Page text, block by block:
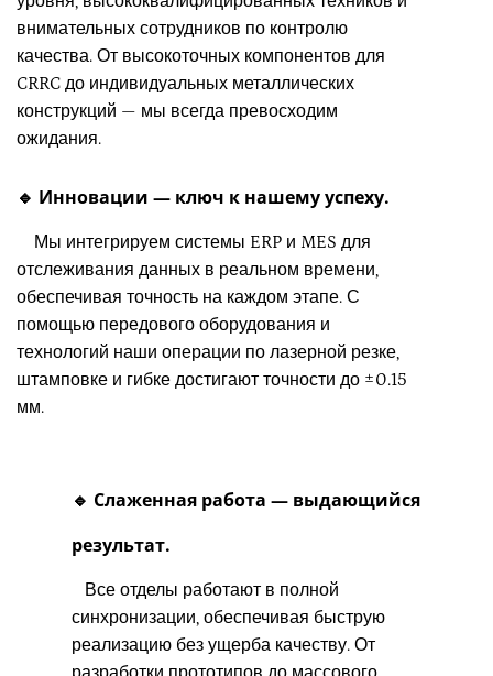
внимательных сотрудников по контролю
качества. От высокоточных компонентов для
CRRC до индивидуальных металлических
конструкций — мы всегда превосходим
ожидания.
🔹 Инновации — ключ к нашему успеху.
Мы интегрируем системы ERP и MES для
отслеживания данных в реальном времени,
обеспечивая точность на каждом этапе. С
помощью передового оборудования и
технологий наши операции по лазерной резке,
штамповке и гибке достигают точности до ±0.15
мм.
🔹 Слаженная работа — выдающийся
результат.
Все отделы работают в полной
синхронизации, обеспечивая быструю
реализацию без ущерба качеству. От